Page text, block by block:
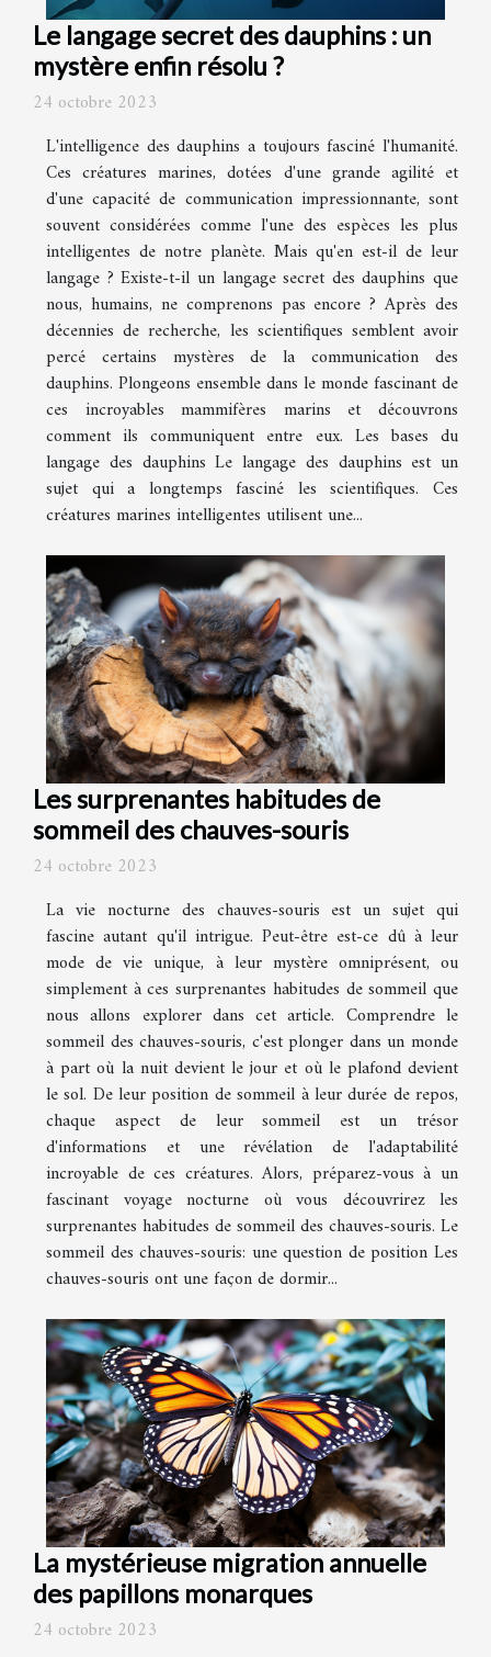
Le langage secret des dauphins : un
mystère enfin résolu ?
24 octobre 2023
L'intelligence des dauphins a toujours fasciné l'humanité.
Ces créatures marines, dotées d'une grande agilité et
d'une capacité de communication impressionnante, sont
souvent considérées comme l'une des espèces les plus
intelligentes de notre planète. Mais qu'en est-il de leur
langage ? Existe-t-il un langage secret des dauphins que
nous, humains, ne comprenons pas encore ? Après des
décennies de recherche, les scientifiques semblent avoir
percé certains mystères de la communication des
dauphins. Plongeons ensemble dans le monde fascinant de
ces incroyables mammifères marins et découvrons
comment ils communiquent entre eux. Les bases du
langage des dauphins Le langage des dauphins est un
sujet qui a longtemps fasciné les scientifiques. Ces
créatures marines intelligentes utilisent une...
Les surprenantes habitudes de
sommeil des chauves-souris
24 octobre 2023
La vie nocturne des chauves-souris est un sujet qui
fascine autant qu'il intrigue. Peut-être est-ce dû à leur
mode de vie unique, à leur mystère omniprésent, ou
simplement à ces surprenantes habitudes de sommeil que
nous allons explorer dans cet article. Comprendre le
sommeil des chauves-souris, c'est plonger dans un monde
à part où la nuit devient le jour et où le plafond devient
le sol. De leur position de sommeil à leur durée de repos,
chaque aspect de leur sommeil est un trésor
d'informations et une révélation de l'adaptabilité
incroyable de ces créatures. Alors, préparez-vous à un
fascinant voyage nocturne où vous découvrirez les
surprenantes habitudes de sommeil des chauves-souris. Le
sommeil des chauves-souris: une question de position Les
chauves-souris ont une façon de dormir...
La mystérieuse migration annuelle
des papillons monarques
24 octobre 2023